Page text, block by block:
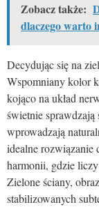
Zobacz także:
dlaczego warto
Decydując się na
Wspomniany kolor
kojąco na układ
świetnie
wprowadzają
idealne rozwiązanie
harmonii, gdzie
Zielone ściany,
stabilizowanych